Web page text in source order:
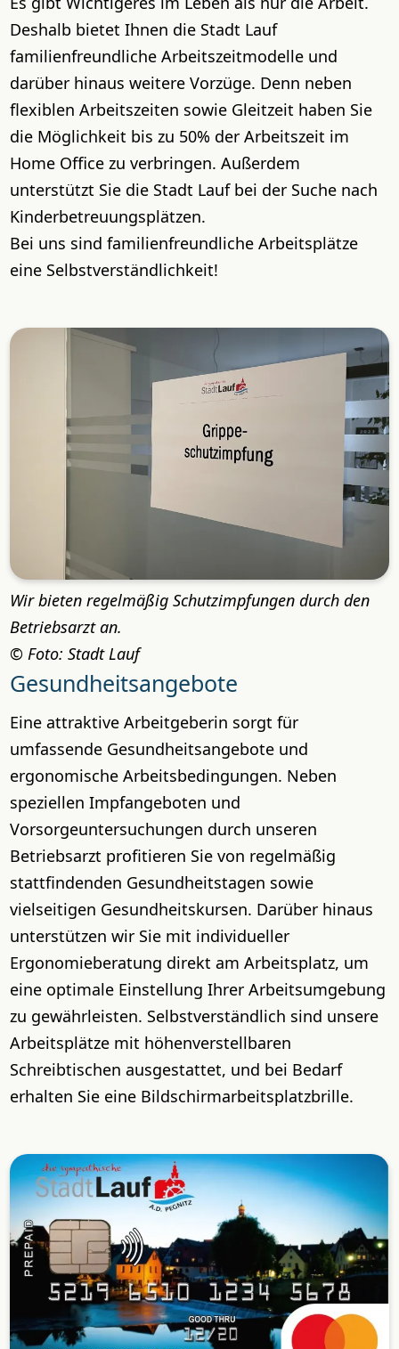
Deshalb bietet Ihnen die Stadt Lauf
familienfreundliche Arbeitszeitmodelle und
darüber hinaus weitere Vorzüge. Denn neben
flexiblen Arbeitszeiten sowie Gleitzeit haben Sie
die Möglichkeit bis zu 50% der Arbeitszeit im
Home Office zu verbringen. Außerdem
unterstützt Sie die Stadt Lauf bei der Suche nach
Kinderbetreuungsplätzen.
Bei uns sind familienfreundliche Arbeitsplätze
eine Selbstverständlichkeit!
Wir bieten regelmäßig Schutzimpfungen durch den
Betriebsarzt an.
Foto: Stadt Lauf
Gesundheitsangebote
Eine attraktive Arbeitgeberin sorgt für
umfassende Gesundheitsangebote und
ergonomische Arbeitsbedingungen. Neben
speziellen Impfangeboten und
Vorsorgeuntersuchungen durch unseren
Betriebsarzt profitieren Sie von regelmäßig
stattfindenden Gesundheitstagen sowie
vielseitigen Gesundheitskursen. Darüber hinaus
unterstützen wir Sie mit individueller
Ergonomieberatung direkt am Arbeitsplatz, um
eine optimale Einstellung Ihrer Arbeitsumgebung
zu gewährleisten. Selbstverständlich sind unsere
Arbeitsplätze mit höhenverstellbaren
Schreibtischen ausgestattet, und bei Bedarf
erhalten Sie eine Bildschirmarbeitsplatzbrille.